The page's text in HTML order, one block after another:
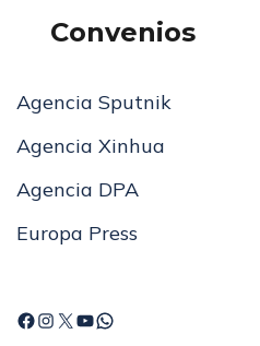
Convenios
Agencia Sputnik
Agencia Xinhua
Agencia DPA
Europa Press